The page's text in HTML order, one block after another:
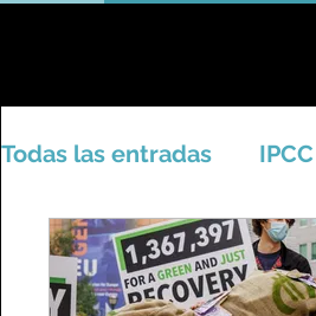
Todas las entradas IPCC
Activismo - Greta -